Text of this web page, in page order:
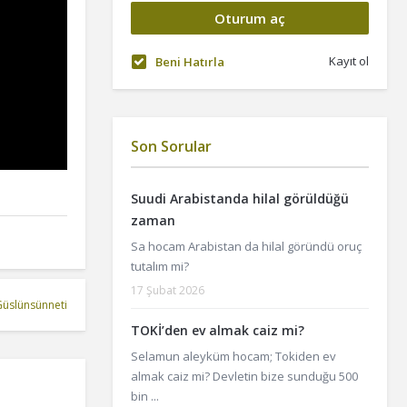
Beni Hatırla Kayıt ol
Son Sorular
Suudi Arabistanda hilal görüldüğü
zaman
Sa hocam Arabistan da hilal göründü oruç
tutalım mi?
17 Şubat 2026
TOKİ’den ev almak caiz mi?
Selamun aleyküm hocam; Tokiden ev
almak caiz mi? Devletin bize sunduğu 500
bin ...